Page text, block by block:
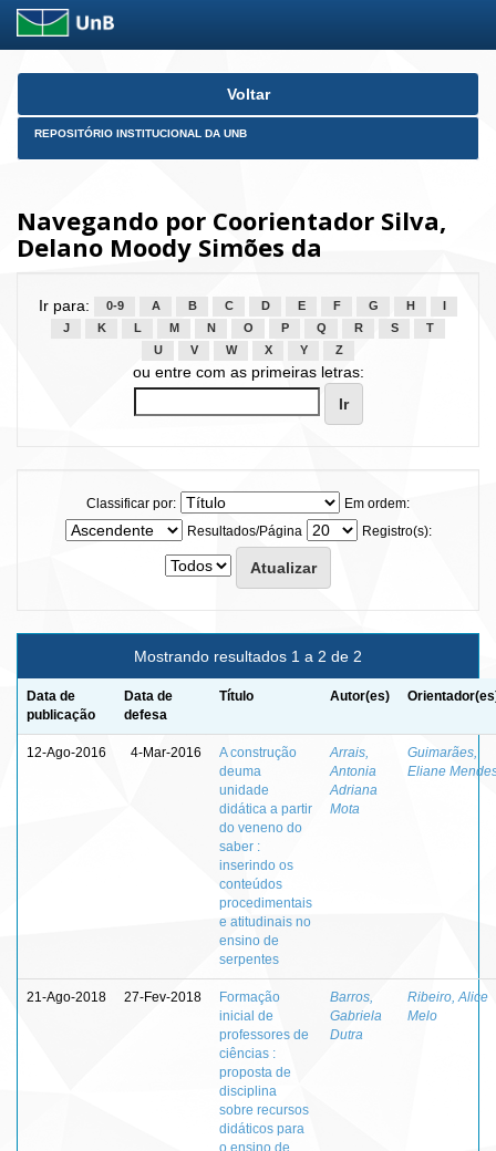
Skip
Voltar
REPOSITÓRIO INSTITUCIONAL DA UNB
Navegando por Coorientador Silva,
Delano Moody Simões da
Ir para: 0-9 A B C D E F G H
J
K L M N O P Q R S
T
U
V W X Y Z
ou entre com as primeiras letras:
Classificar por:
Em ordem:
Resultados/Página
Registro(s):
Mostrando resultados 1 a 2 de 2
Data de
publicação
Data de
defesa
Título Autor(es)
12-Ago-2016 4-Mar-2016
A construção
deuma
unidade
didática a partir
do veneno do
saber :
inserindo os
conteúdos
procedimentais
e atitudinais no
ensino de
serpentes
Arrais,
Antonia
Adriana
Mota
Guimarães,
Eliane
21-Ago-2018 27-Fev-2018
Formação
inicial de
professores de
ciências :
proposta de
disciplina
sobre recursos
didáticos para
o ensino de
Barros,
Gabriela
Dutra
Ribeiro, Alice
Melo